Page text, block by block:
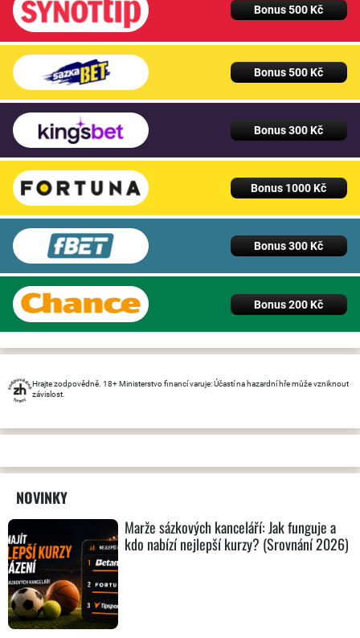
Bonus 500 Kč
Bonus 500 Kč
Bonus 300 Kč
Bonus 1000 Kč
Bonus 300 Kč
Bonus 200 Kč
Hrajte zodpovědně. 18+ Ministerstvo financí varuje: Účastí na hazardní hře může vzniknout
závislost.
NOVINKY
Marže sázkových kanceláří: Jak funguje a
kdo nabízí nejlepší kurzy? (Srovnání 2026)